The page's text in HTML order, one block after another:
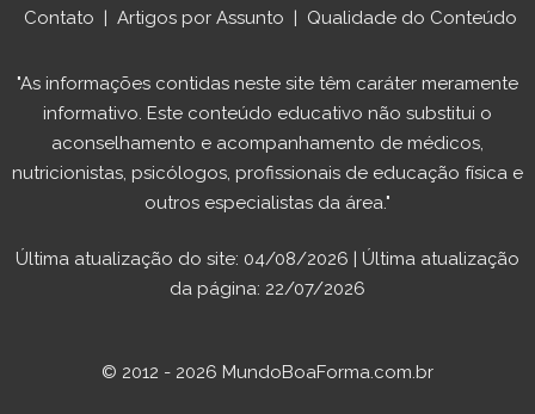
Contato | Artigos por Assunto | Qualidade do Conteúdo
"As informações contidas neste site têm caráter meramente
informativo. Este conteúdo educativo não substitui o
aconselhamento e acompanhamento de médicos,
nutricionistas, psicólogos, profissionais de educação física e
outros especialistas da área."
Última atualização do site: 04/08/2026 | Última atualização
da página: 22/07/2026
© 2012 - 2026 MundoBoaForma.com.br